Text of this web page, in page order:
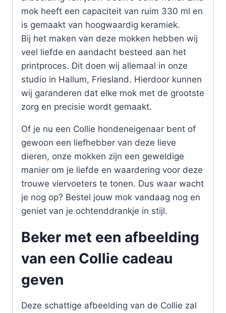
mok heeft een capaciteit van ruim 330 ml en
is gemaakt van hoogwaardig keramiek.
Bij het maken van deze mokken hebben wij
veel liefde en aandacht besteed aan het
printproces. Dit doen wij allemaal in onze
studio in Hallum, Friesland. Hierdoor kunnen
wij garanderen dat elke mok met de grootste
zorg en precisie wordt gemaakt.
Of je nu een Collie hondeneigenaar bent of
gewoon een liefhebber van deze lieve
dieren, onze mokken zijn een geweldige
manier om je liefde en waardering voor deze
trouwe viervoeters te tonen. Dus waar wacht
je nog op? Bestel jouw mok vandaag nog en
geniet van je ochtenddrankje in stijl.
Beker met een afbeelding
van een Collie cadeau
geven
Deze schattige afbeelding van de Collie zal